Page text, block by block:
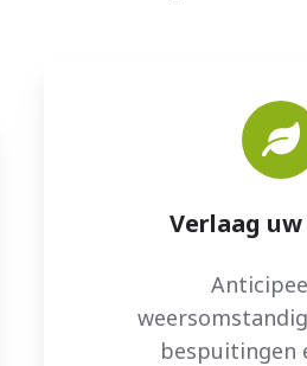
Verlaag
bespuitingen